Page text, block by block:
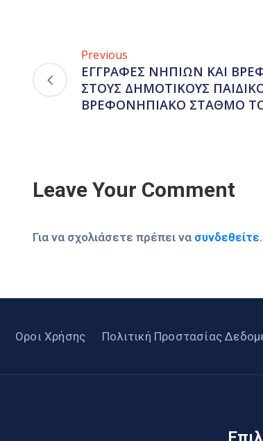
Previous
ΕΓΓΡΑΦΕΣ ΝΗΠΙΩΝ ΚΑΙ
ΣΤΟΥΣ ΔΗΜΟΤΙΚΟΥΣ
ΒΡΕΦΟΝΗΠΙΑΚΟ ΣΤΑΘΜΟ
Leave Your Comment
Για να σχολιάσετε πρέπει να συνδεθείτε.
Οροι Χρήσης Πολιτική Προστασίας